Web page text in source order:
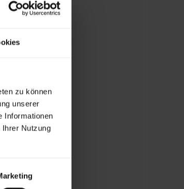
zu können
unserer
Informationen
Ihrer Nutzung